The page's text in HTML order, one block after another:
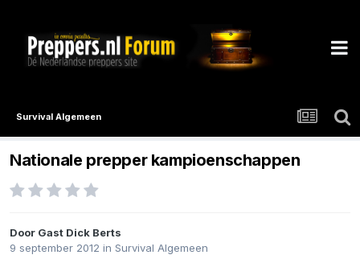
Survival Algemeen
Nationale prepper kampioenschappen
Door Gast Dick Berts
9 september 2012 in Survival Algemeen